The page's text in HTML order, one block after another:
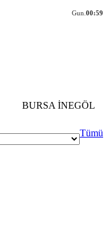
Gun. 00:59
BURSA İNEGÖL
Tümü